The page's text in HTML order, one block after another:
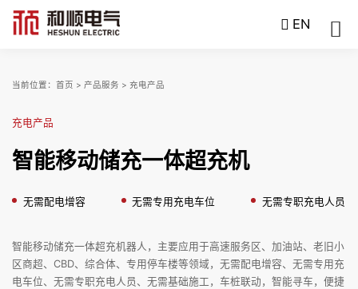
EN
当前位置： 首页 > 产品服务 > 充电产品
充电产品
智能移动储充一体超充机
无需配电增容 无需专用充电车位 无需专职充电人员
智能移动储充一体超充机器人，主要应用于高速服务区、加油站、老旧小
区商超、CBD、综合体、专用停车楼等领域，无需配电增容、无需专用充
电车位、无需专职充电人员、无需基础施工，车桩联动，智能寻车，便捷